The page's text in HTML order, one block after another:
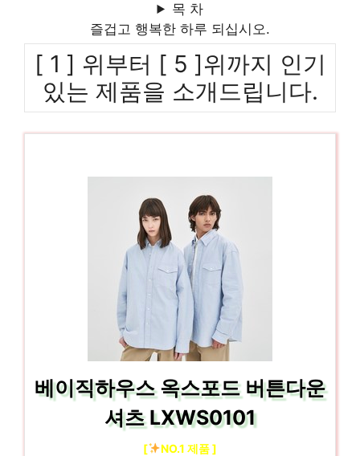
목 차
즐겁고 행복한 하루 되십시오.
[ 1 ] 위부터 [ 5 ]위까지 인기
있는 제품을 소개드립니다.
베이직하우스 옥스포드 버튼다운
셔츠 LXWS0101
[ NO.1 제품 ]